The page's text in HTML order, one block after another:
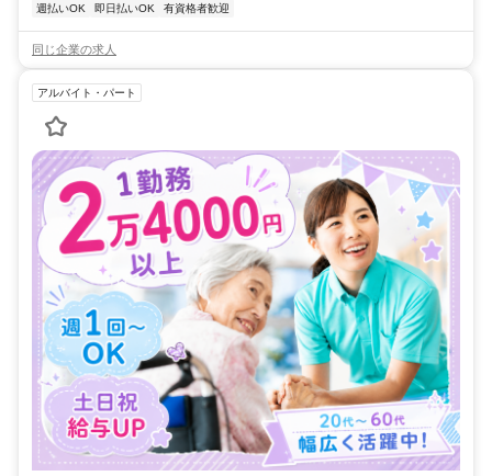
週払いOK
即日払いOK 有資格者歓迎
同じ企業の求人
アルバイト・パート